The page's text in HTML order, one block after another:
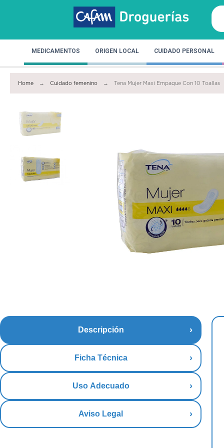
MEDICAMENTOS ORIGEN LOCAL CUIDADO PERSONAL
Home Cuidado femenino Tena Mujer Maxi Empaque Con 10 Toallas
Descripción
Ficha Técnica
Uso Adecuado
Aviso Legal